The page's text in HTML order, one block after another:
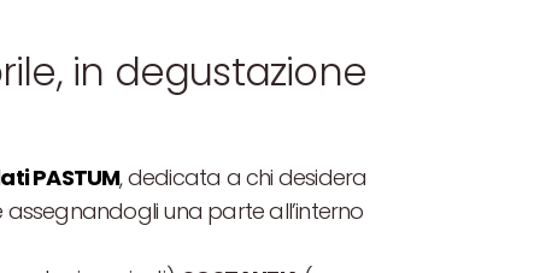
in degustazione
PASTUM, dedicata a chi desidera
una parte all’interno